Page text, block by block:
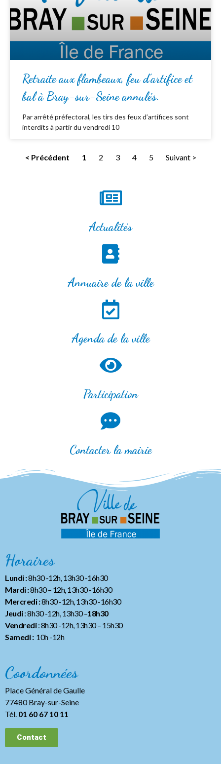
Retraite aux flambeaux, feu d’artifice et
bal à Bray-sur-Seine annulés.
Par arrêté préfectoral, les tirs des feux d’artifices sont
interdits à partir du vendredi 10
< Précédent 1 2 3 4 5 Suivant >
Actualités
Annuaire de la ville
Agenda de la ville
Participation
Contacter la mairie
Horaires
Lundi :8h30 -12h, 13h30 -16h30
Mardi :8h30 – 12h, 13h30 -16h30
Mercredi :8h30 -12h, 13h30 -16h30
Jeudi: 8h30 -12h, 13h30 –18h30
Vendredi: 8h30 -12h, 13h30– 15h30
Samedi :10h -12h
Coordonnées
Place Général de Gaulle
77480 Bray-sur-Seine
Tél. 01 60 67 10 11
Contact